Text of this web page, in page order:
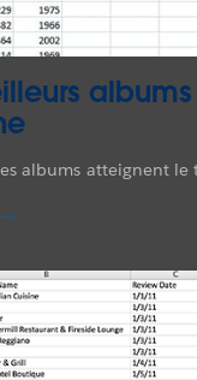
albums atteignent le